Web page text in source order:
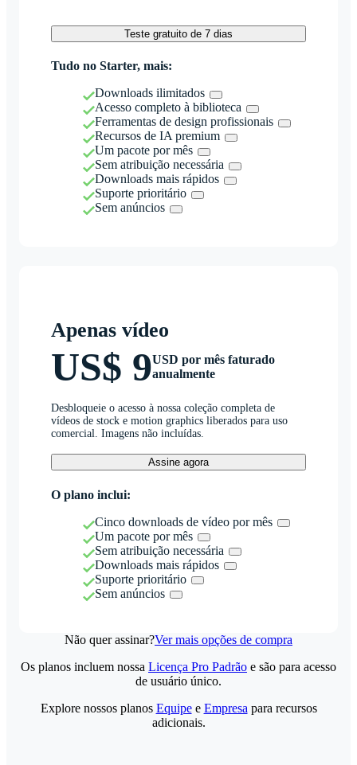
Teste gratuito de 7 dias
Tudo no Starter, mais:
Downloads ilimitados
Acesso completo à biblioteca
Ferramentas de design profissionais
Recursos de IA premium
Um pacote por mês
Sem atribuição necessária
Downloads mais rápidos
Suporte prioritário
Sem anúncios
Apenas vídeo
US$ 9USD por mês faturado
anualmente
Desbloqueie o acesso à nossa coleção completa de
vídeos de stock e motion graphics liberados para uso
comercial. Imagens não incluídas.
Assine agora
O plano inclui:
Cinco downloads de vídeo por mês
Um pacote por mês
Sem atribuição necessária
Downloads mais rápidos
Suporte prioritário
Sem anúncios
Não quer assinar?Ver mais opções de compra
Os planos incluem nossa Licença Pro Padrão e são para acesso
de usuário único.
Explore nossos planos Equipee Empresa para recursos
adicionais.